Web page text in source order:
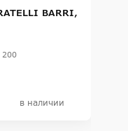
BARRI,
200
в наличии